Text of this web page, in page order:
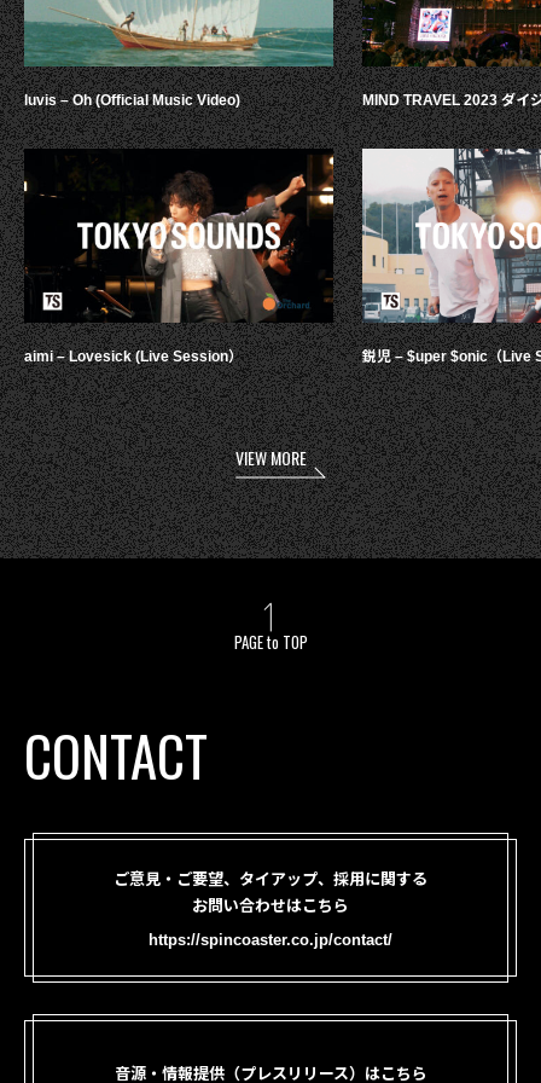
luvis – Oh (Official Music Video)
aimi – Lovesick (Live Session）
MIND TRAVEL 2023 ダイ
鋭児 – $uper $onic（Live
VIEW MORE
PAGE to TOP
CONTACT
ご意見・ご要望、タイアップ、採用に関する
お問い合わせはこちら
https://spincoaster.co.jp/contact/
音源・情報提供（プレスリリース）はこちら